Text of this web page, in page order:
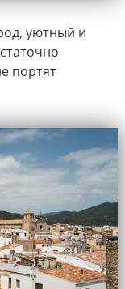
уютный и
портят